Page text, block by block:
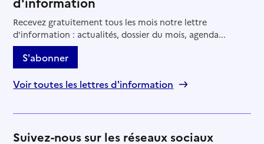
Recevez gratuitement tous les mois notre lettre
d'information : actualités, dossier du mois, agenda...
S'abonner
Voir toutes les lettres d'information
Suivez-nous sur les réseaux sociaux